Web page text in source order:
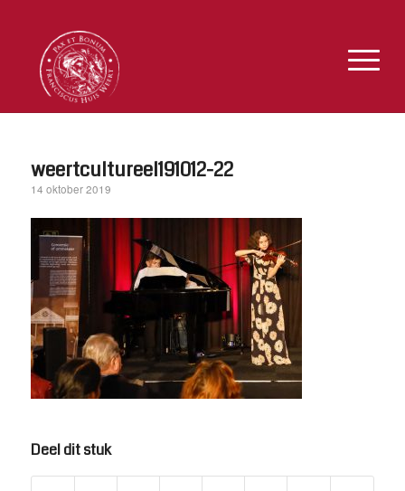
weertcultureel191012-22
14 oktober 2019
Deel dit stuk